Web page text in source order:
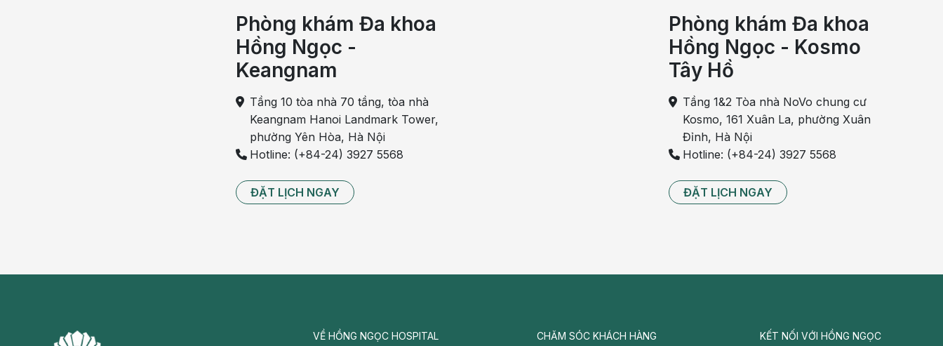
Dùng thuốc trong bệnh vữa xơ động mạch
Cảnh báo 6 triệu chứng cần khám tim mạch ngay lập tức
[CẢNH BÁO] 7 bệnh lý tim mạch nguy hiểm thường gặp
Bệnh xơ vữa động mạch có tính chất từ từ và xảy ra trong một thời gian dài nếu không phát hiện kịp thời
thì mới có các triệu chứng điển hình.
Xơ vữa động mạch sớm muộn cũng làm cho thành động mạch bị xơ cứng, lòng động mạch bị hẹp lại
não và nặng hơn là đột quỵ do tắc mạch não hoặc nhũn não.
trong những nguyên nhân chính gây tăng huyết áp.
Phòng khám Đa khoa
Hồng Ngọc -
Keangnam
Tầng 10 tòa nhà 70 tầng, tòa nhà
Keangnam Hanoi Landmark Tower,
phường Yên Hòa, Hà Nội
Hotline: (+84-24) 3927 5568
ĐẶT LỊCH NGAY
Phòng khám Đa khoa
Hồng Ngọc - Kosmo
Tây Hồ
Tầng 1&2 Tòa nhà NoVo chung cư
Kosmo, 161 Xuân La, phường Xuân
Đỉnh, Hà Nội
Hotline: (+84-24) 3927 5568
ĐẶT LỊCH NGAY
VỀ HỒNG NGỌC HOSPITAL CHĂM SÓC KHÁCH HÀNG KẾT NỐI VỚI HỒNG NGỌC